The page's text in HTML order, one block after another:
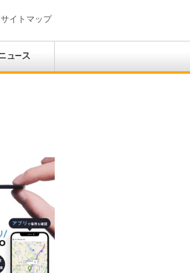
サイトマップ